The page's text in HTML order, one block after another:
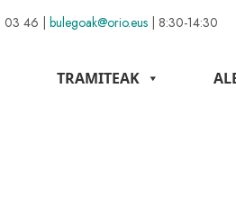
03 46 | bulegoak@orio.eus | 8:30-14:30
TRAMITEAK